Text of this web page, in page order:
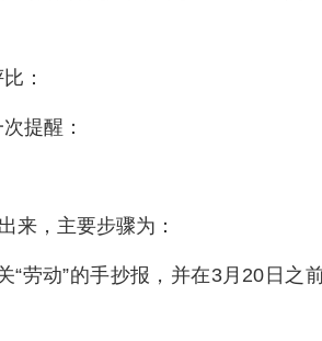
：
提醒：
来，主要步骤为：
劳动”的手抄报，并在3月20日之